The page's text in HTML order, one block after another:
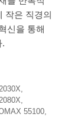
작은 직경의
신을 통해
.
55100,